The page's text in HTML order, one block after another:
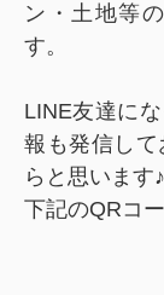
ン・土地等
す。
LINE友達に
報も発信し
らと思います♪
下記のQRコ